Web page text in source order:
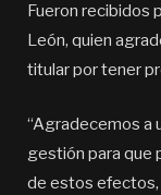
Fueron recibidos
León, quien
titular por tener
“Agradecemos a
gestión para que
de estos efectos,